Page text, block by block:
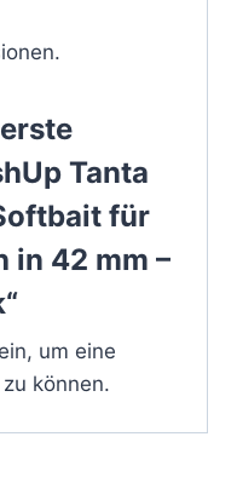
Tanta
für
in 42 mm –
um eine
können.